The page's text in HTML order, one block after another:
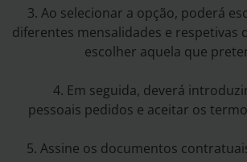
3. Ao selecionar a opção, poderá
diferentes mensalidades e respetivas
escolher aquela que
4. Em seguida, deverá
pessoais pedidos e aceitar os
5. Assine os documentos